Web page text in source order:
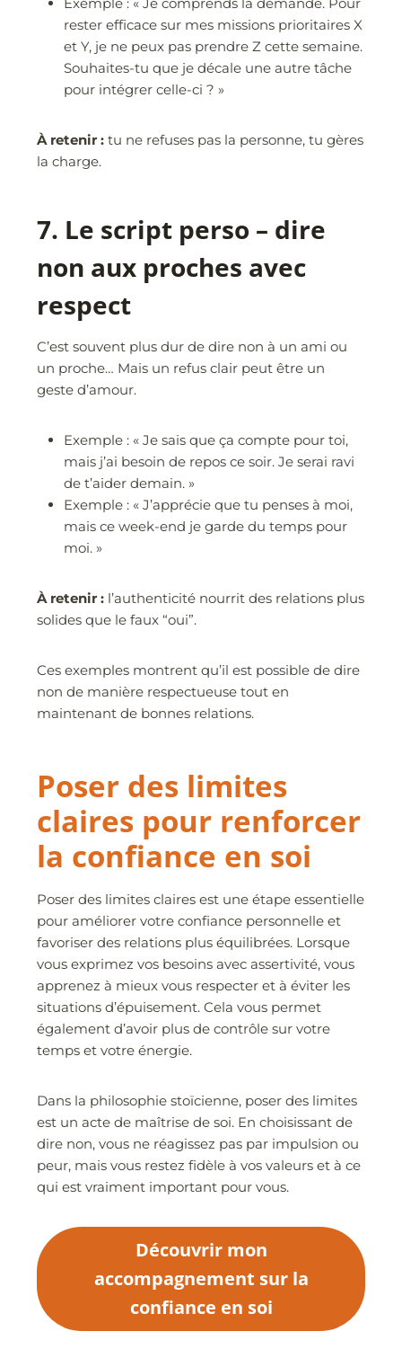
rester efficace sur mes missions prioritaires X
et Y, je ne peux pas prendre Z cette semaine.
Souhaites-tu que je décale une autre tâche
pour intégrer celle-ci ? »
À retenir :tu ne refuses pas la personne, tu gères
la charge.
7. Le script perso – dire
non aux proches avec
respect
C’est souvent plus dur de dire non à un ami ou
un proche… Mais un refus clair peut être un
geste d’amour.
Exemple : « Je sais que ça compte pour toi,
mais j’ai besoin de repos ce soir. Je serai ravi
de t’aider demain. »
Exemple : « J’apprécie que tu penses à moi,
mais ce week-end je garde du temps pour
moi. »
À retenir : l’authenticité nourrit des relations plus
solides que le faux “oui”.
Ces exemples montrent qu’il est possible de dire
non de manière respectueuse tout en
maintenant de bonnes relations.
Poser des limites
claires pour renforcer
la confiance en soi
Poser des limites claires est une étape essentielle
pour améliorer votre confiance personnelle et
favoriser des relations plus équilibrées. Lorsque
vous exprimez vos besoins avec assertivité, vous
apprenez à mieux vous respecter et à éviter les
situations d’épuisement. Cela vous permet
également d’avoir plus de contrôle sur votre
temps et votre énergie.
Dans la philosophie stoïcienne, poser des limites
est un acte de maîtrise de soi. En choisissant de
dire non, vous ne réagissez pas par impulsion ou
peur, mais vous restez fidèle à vos valeurs et à ce
qui est vraiment important pour vous.
Découvrir mon
accompagnement sur la
confiance en soi